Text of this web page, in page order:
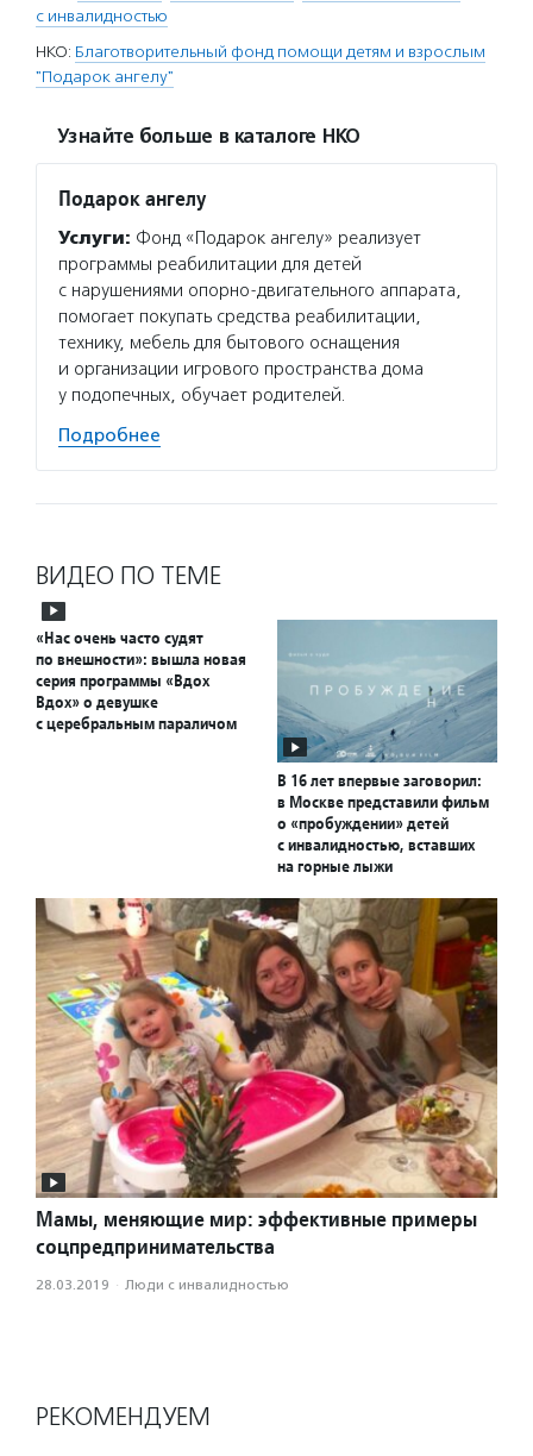
с инвалидностью
НКО: Благотворительный фонд помощи детям и взрослым
"Подарок ангелу"
Узнайте больше в каталоге НКО
Подарок ангелу
Услуги: Фонд «Подарок ангелу» реализует
программы реабилитации для детей
с нарушениями опорно-двигательного аппарата,
помогает покупать средства реабилитации,
технику, мебель для бытового оснащения
и организации игрового пространства дома
у подопечных, обучает родителей.
Подробнее
ВИДЕО ПО ТЕМЕ
«Нас очень часто судят
по внешности»: вышла новая
серия программы «Вдох
Вдох» о девушке
с церебральным параличом
В 16 лет впервые заговорил:
в Москве представили фильм
о «пробуждении» детей
с инвалидностью, вставших
на горные лыжи
Мамы, меняющие мир: эффективные примеры
соцпредпринимательства
28.03.2019 · Люди с инвалидностью
РЕКОМЕНДУЕМ